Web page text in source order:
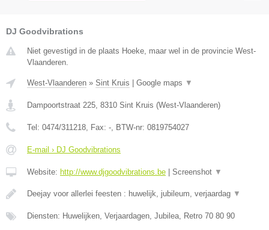
DJ Goodvibrations
Niet gevestigd in de plaats Hoeke, maar wel in de provincie West-
Vlaanderen.
West-Vlaanderen » Sint Kruis Google maps ▼
Dampoortstraat 225 8310 Sint Kruis (West-Vlaanderen)
Tel: 0474/311218 , Fax: - , BTW-nr: 0819754027
E-mail › DJ Goodvibrations
Website: http://www.djgoodvibrations.be Screenshot ▼
Deejay voor allerlei feesten : huwelijk, jubileum, verjaardag ▼
Diensten: Huwelijken, Verjaardagen, Jubilea, Retro 70 80 90